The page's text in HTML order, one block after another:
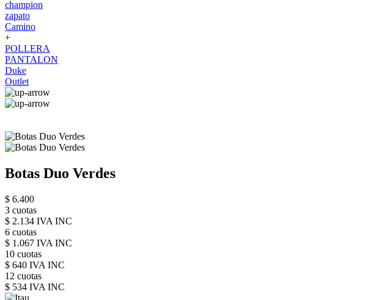
champion
zapato
Camino
+
POLLERA
PANTALON
Duke
Outlet
Botas Duo Verdes
$ 6.400
3 cuotas
$ 2.134 IVA INC
6 cuotas
$ 1.067 IVA INC
10 cuotas
$ 640 IVA INC
12 cuotas
$ 534 IVA INC